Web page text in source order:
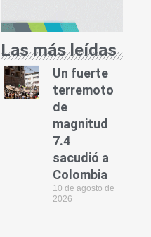
Las más leídas
Un fuerte
terremoto
de
magnitud
7.4
sacudió a
Colombia
10 de agosto de
2026